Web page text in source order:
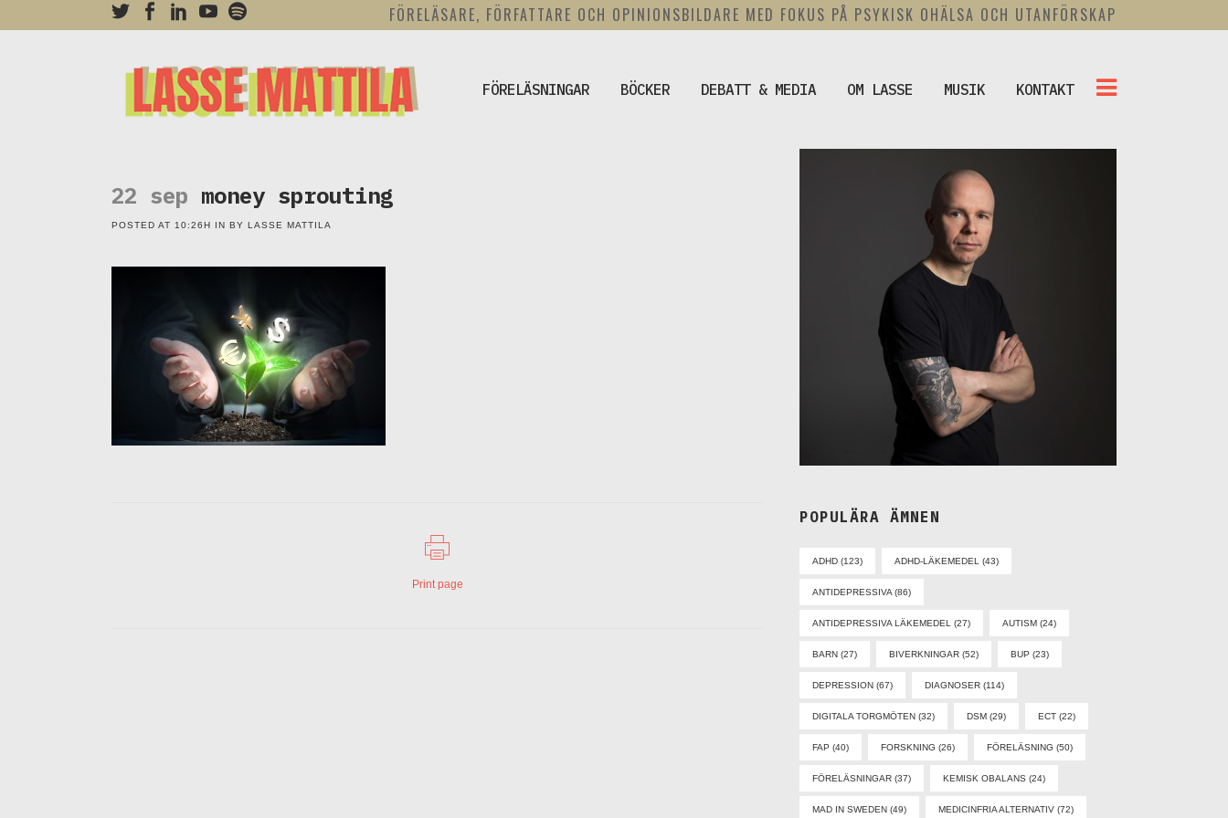
FÖRELÄSARE, FÖRFATTARE OCH OPINIONSBILDARE MED FOKUS PÅ PSYKISK OHÄLSA OCH UTANFÖRSKAP
FÖRELÄSNINGAR BÖCKER DEBATT & MEDIA OM LASSE MUSIK KONTAKT
22 sep money sprouting
POSTED AT 10:26H IN BY LASSE MATTILA
Print page
POPULÄRA ÄMNEN
ADHD (123) ADHD-LÄKEMEDEL (43)
ANTIDEPRESSIVA (86)
ANTIDEPRESSIVA LÄKEMEDEL (27) AUTISM (24)
BARN (27) BIVERKNINGAR (52) BUP (23)
DEPRESSION (67) DIAGNOSER (114)
DIGITALA TORGMÖTEN (32) DSM (29) ECT (22)
FAP (40) FORSKNING (26) FÖRELÄSNING (50)
FÖRELÄSNINGAR (37) KEMISK OBALANS (24)
MAD IN SWEDEN (49) MEDICINFRIA ALTERNATIV (72)